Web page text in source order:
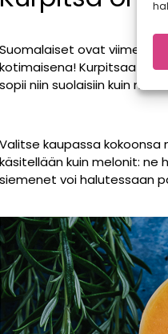
Suomalaiset ovat viime
kotimaisena! Kurpitsaa on
sopii niin suolaisiin kuin
Valitse kaupassa kokoonsa
käsitellään kuin melonit: ne
siemenet voi halutessaan